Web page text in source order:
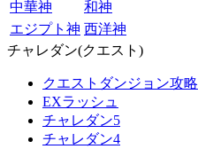
中華神
和神
エジプト神 西洋神
チャレダン(クエスト)
クエストダンジョン攻略
EXラッシュ
チャレダン5
チャレダン4